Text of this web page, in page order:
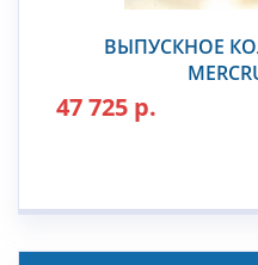
ВЫПУСКНОЕ
47 725 р.